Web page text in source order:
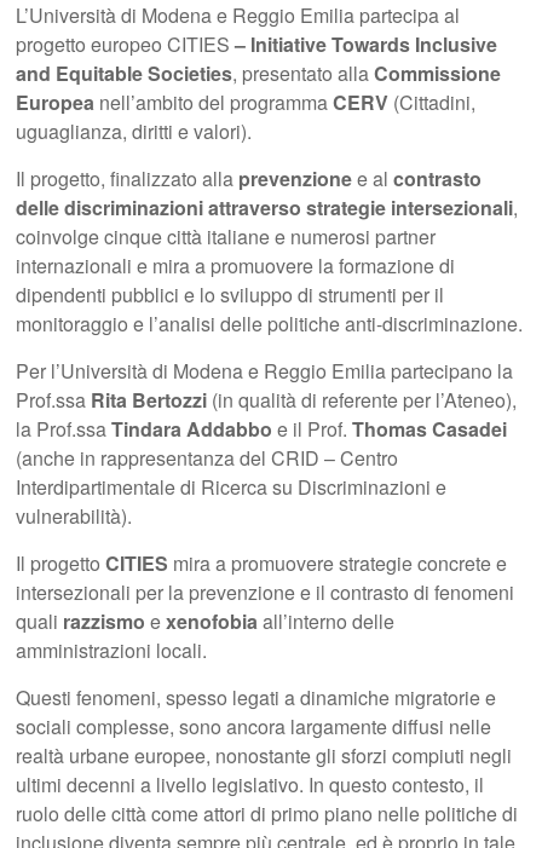
L’Università di Modena e Reggio Emilia partecipa al
progetto europeo CITIES– Initiative Towards Inclusive
and Equitable Societies, presentato allaCommissione
Europea nell’ambito del programmaCERV (Cittadini,
uguaglianza, diritti e valori).
Il progetto, finalizzato alla prevenzionee al contrasto
delle discriminazioni attraverso strategie intersezionali,
coinvolge cinque città italiane e numerosi partner
internazionali e mira a promuovere la formazione di
dipendenti pubblici e lo sviluppo di strumenti per il
monitoraggio e l’analisi delle politiche anti-discriminazione.
Per l’Università di Modena e Reggio Emilia partecipano la
Prof.ssa Rita Bertozzi (in qualità di referente per l’Ateneo),
la Prof.ssaTindara Addabbo e il Prof. Thomas Casadei
(anche in rappresentanza del CRID – Centro
Interdipartimentale di Ricerca su Discriminazioni e
vulnerabilità).
Il progettoCITIES mira a promuovere strategie concrete e
intersezionali per la prevenzione e il contrasto di fenomeni
quali razzismo exenofobiaall’interno delle
amministrazioni locali.
Questi fenomeni, spesso legati a dinamiche migratorie e
sociali complesse, sono ancora largamente diffusi nelle
realtà urbane europee, nonostante gli sforzi compiuti negli
ultimi decenni a livello legislativo. In questo contesto, il
ruolo delle città come attori di primo piano nelle politiche di